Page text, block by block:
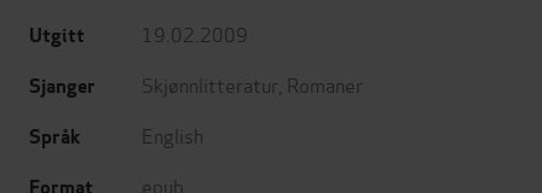
Utgitt 19.02.2009
Sjanger Skjønnlitteratur Romaner
Språk English
Format epub